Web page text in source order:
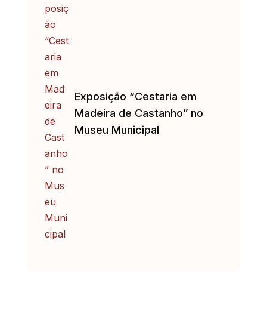
Exposição “Cestaria em
Madeira de Castanho” no
Museu Municipal